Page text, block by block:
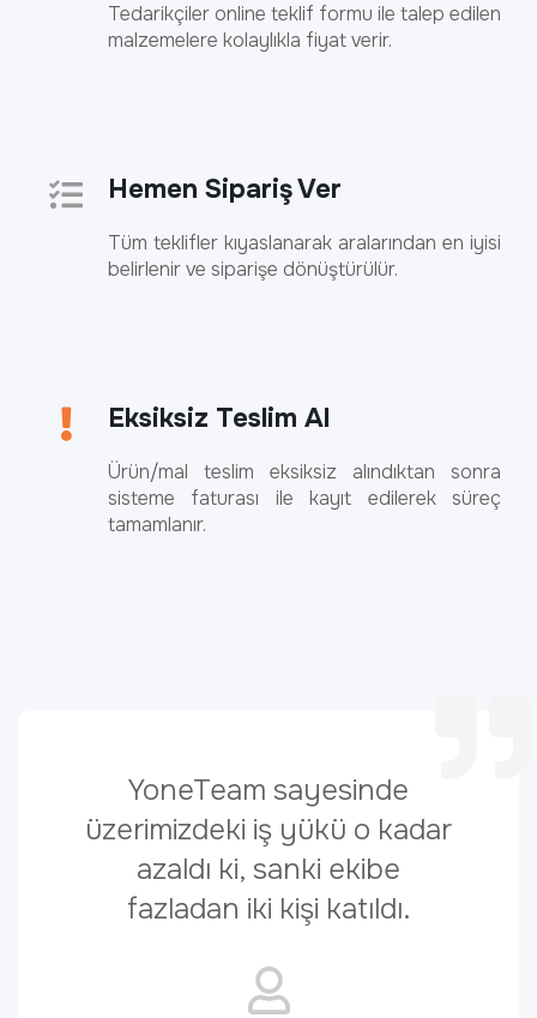
Tedarikçiler online teklif formu ile talep edilen
malzemelere kolaylıkla fiyat verir.
Hemen Sipariş Ver
Tüm teklifler kıyaslanarak aralarından en iyisi
belirlenir ve siparişe dönüştürülür.
Eksiksiz Teslim Al
Ürün/mal teslim eksiksiz alındıktan sonra
sisteme faturası ile kayıt edilerek süreç
tamamlanır.
YoneTeam sayesinde
üzerimizdeki iş yükü o kadar
azaldı ki, sanki ekibe
fazladan iki kişi katıldı.